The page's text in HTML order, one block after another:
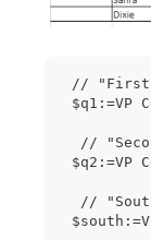
// "First
$q1:=VP
//
$q2:=VP
//